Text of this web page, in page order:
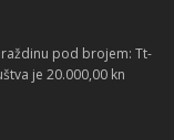
pod brojem: Tt-
je 20.000,00 kn